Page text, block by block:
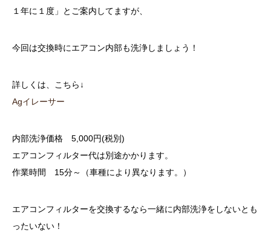
１年に１度」とご案内してますが、
今回は交換時にエアコン内部も洗浄しましょう！
詳しくは、こちら↓
Agイレーサー
内部洗浄価格 5,000円(税別)
エアコンフィルター代は別途かかります。
作業時間 15分～（車種により異なります。）
エアコンフィルターを交換するなら一緒に内部洗浄をしないとも
ったいない！